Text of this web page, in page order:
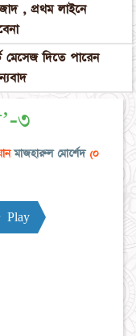
, প্রথম লাইনে
দিতে পারেন
৩
মাজহারুল মোর্শেদ(০
Play